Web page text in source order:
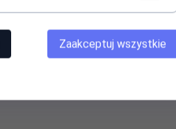
Zaakceptuj wszystkie